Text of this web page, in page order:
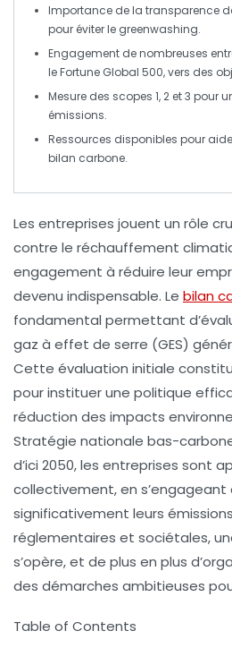
Importance de la transparence
pour éviter le greenwashing.
Engagement de nombreuses
leFortune Global 500, vers des
Mesure des scopes 1, 2 et 3 pour
émissions.
Ressources disponibles pour
bilan carbone.
Les entreprises jouent un rôle
contre le réchauffement
engagement à réduire leur
devenu indispensable. Le bilan
fondamental permettant
gaz à effet de serre (GES)
Cette évaluation initiale
pour instituer une politique
réduction des impacts
Stratégie nationale bas-
d’ici 2050, les entreprises sont
collectivement, en s’engageant
significativement leurs
réglementaires et sociétales,
s’opère, et de plus en plus
des démarches ambitieuses
Table of Contents